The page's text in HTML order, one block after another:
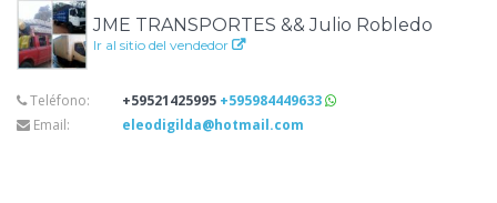
JME TRANSPORTES && Julio Robledo
Ir al sitio del vendedor
Teléfono: +59521425995 +595984449633
Email:
eleodigilda@hotmail.com